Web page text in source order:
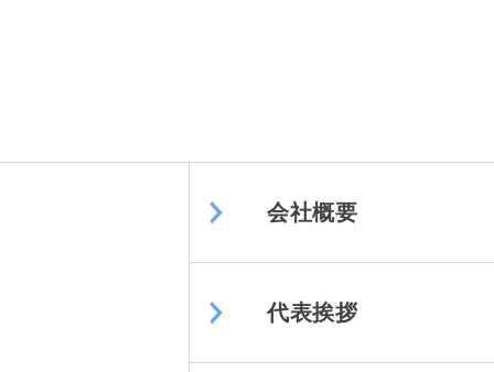
会社概要
代表挨拶